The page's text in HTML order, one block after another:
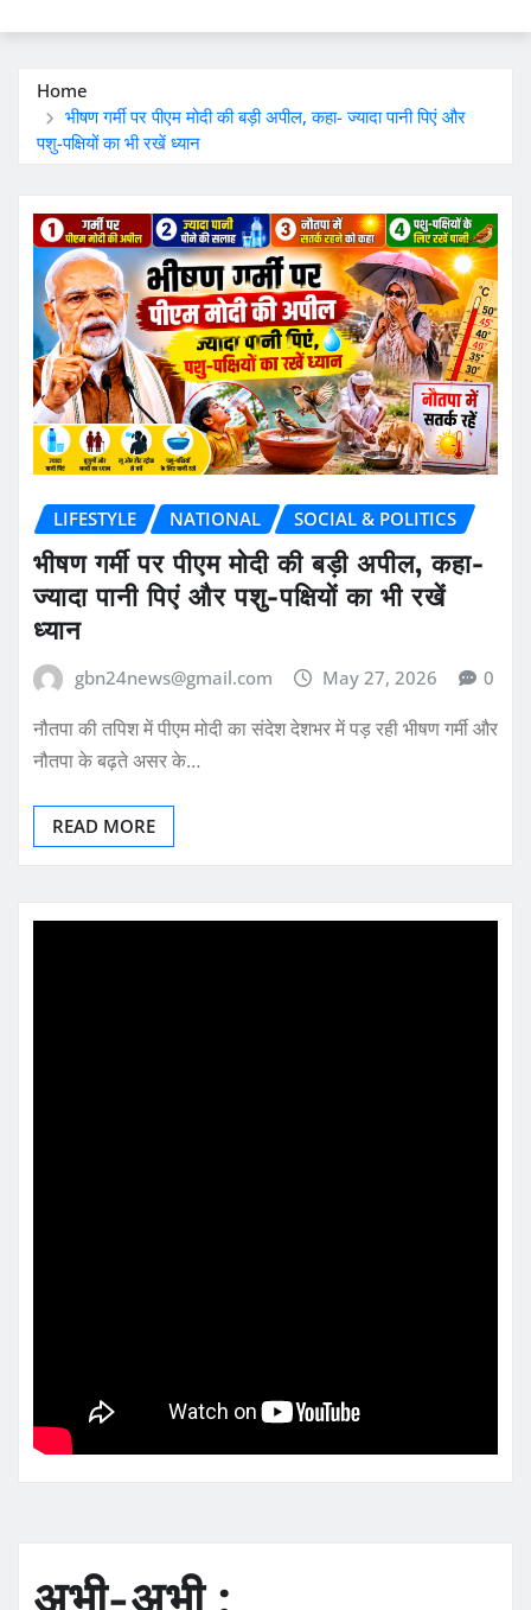
Home
भीषण गर्मी पर पीएम मोदी की बड़ी अपील, कहा- ज्यादा पानी पिएं और
पशु-पक्षियों का भी रखें ध्यान
LIFESTYLE NATIONAL SOCIAL & POLITICS
भीषण गर्मी पर पीएम मोदी की बड़ी अपील, कहा-
ज्यादा पानी पिएं और पशु-पक्षियों का भी रखें
ध्यान
gbn24news@gmail.com May 27, 2026 0
नौतपा की तपिश में पीएम मोदी का संदेश देशभर में पड़ रही भीषण गर्मी और
नौतपा के बढ़ते असर के…
READ MORE
अभी-अभी :